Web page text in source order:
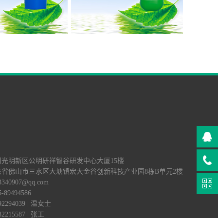
明新区公明研祥智谷研发中心大厦15楼
佛山市三水区大塘镇宏大金谷创新科技产业园8栋B单元2楼
89494586
| 温女士
| 张工